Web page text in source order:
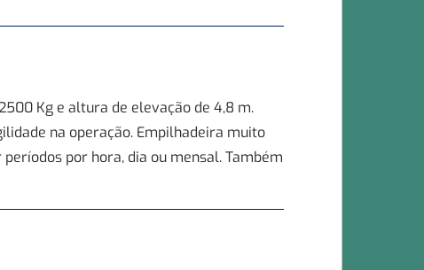
Kg e altura de elevação de 4,8 m.
na operação. Empilhadeira muito
por hora, dia ou mensal. Também